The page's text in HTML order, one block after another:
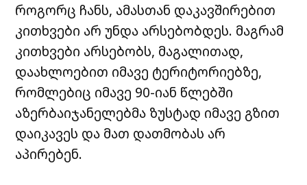
როგორც ჩანს, ამასთან დაკავშირებით
კითხვები არ უნდა არსებობდეს. მაგრამ
კითხვები არსებობს, მაგალითად,
დაახლოებით იმავე ტერიტორიებზე,
რომლებიც იმავე 90-იან წლებში
აზერბაიჯანელებმა ზუსტად იმავე გზით
დაიკავეს და მათ დათმობას არ
აპირებენ.